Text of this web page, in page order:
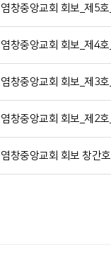
염창중앙교회 회보_제5
염창중앙교회 회보_제4
염창중앙교회 회보_제3
염창중앙교회 회보_제2
염창중앙교회 회보 창간